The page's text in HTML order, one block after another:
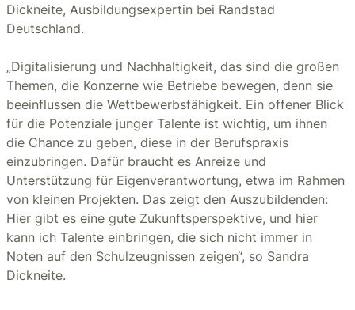
Dickneite, Ausbildungsexpertin bei Randstad
Deutschland.
„Digitalisierung und Nachhaltigkeit, das sind die großen
Themen, die Konzerne wie Betriebe bewegen, denn sie
beeinflussen die Wettbewerbsfähigkeit. Ein offener Blick
für die Potenziale junger Talente ist wichtig, um ihnen
die Chance zu geben, diese in der Berufspraxis
einzubringen. Dafür braucht es Anreize und
Unterstützung für Eigenverantwortung, etwa im Rahmen
von kleinen Projekten. Das zeigt den Auszubildenden:
Hier gibt es eine gute Zukunftsperspektive, und hier
kann ich Talente einbringen, die sich nicht immer in
Noten auf den Schulzeugnissen zeigen“, so Sandra
Dickneite.